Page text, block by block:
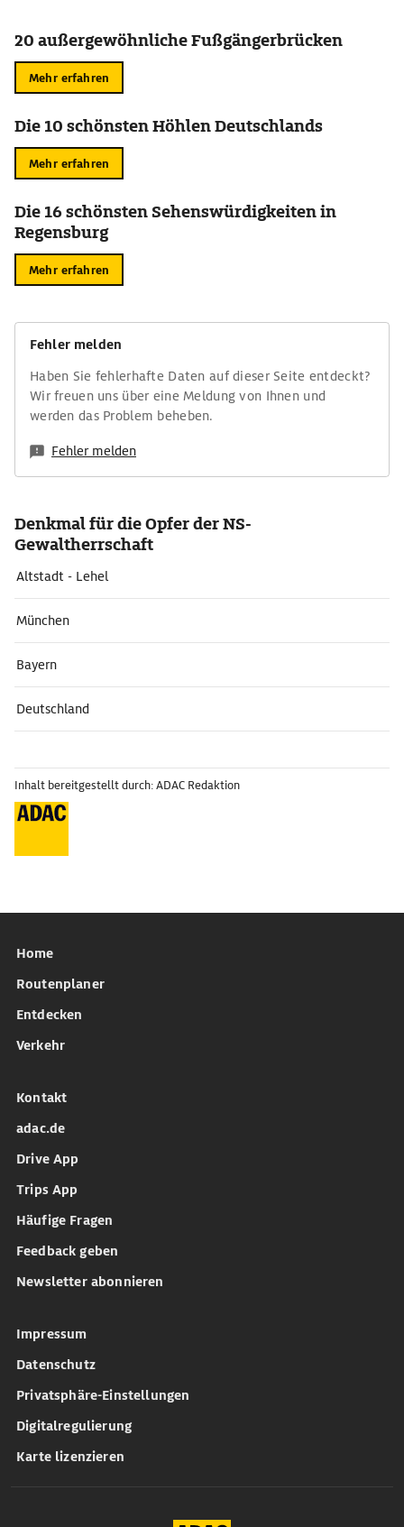
20 außergewöhnliche Fußgängerbrücken
Mehr erfahren
Die 10 schönsten Höhlen Deutschlands
Mehr erfahren
Die 16 schönsten Sehenswürdigkeiten in
Regensburg
Mehr erfahren
Fehler melden
Haben Sie fehlerhafte Daten auf dieser Seite entdeckt?
Wir freuen uns über eine Meldung von Ihnen und
werden das Problem beheben.
Fehler melden
Denkmal für die Opfer der NS-
Gewaltherrschaft
Altstadt - Lehel
München
Bayern
Deutschland
Inhalt bereitgestellt durch: ADAC Redaktion
Home
Routenplaner
Entdecken
Verkehr
Kontakt
adac.de
Drive App
Trips App
Häufige Fragen
Feedback geben
Newsletter abonnieren
Impressum
Datenschutz
Privatsphäre-Einstellungen
Digitalregulierung
Karte lizenzieren